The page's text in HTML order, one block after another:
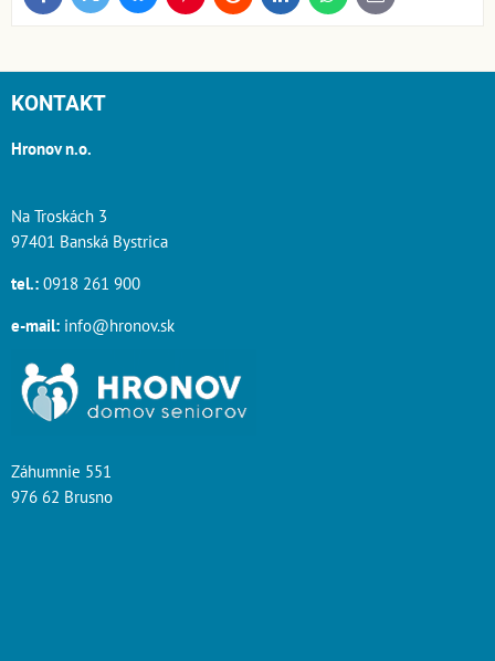
mail
KONTAKT
Hronov n.o.
Na Troskách 3
97401 Banská Bystrica
tel.: 0918 261 900
e-mail: info@hronov.sk
Záhumnie 551
976 62 Brusno